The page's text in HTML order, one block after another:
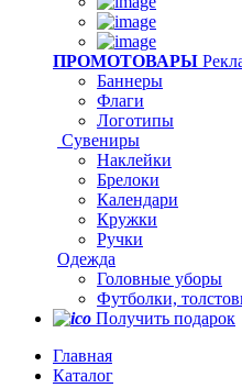
ПРОМОТОВАРЫ
Баннеры
Флаги
Логотипы
Сувениры
Наклейки
Брелоки
Календари
Кружки
Ручки
Одежда
Головные уборы
Футболки,
Получить подарок
Главная
Каталог